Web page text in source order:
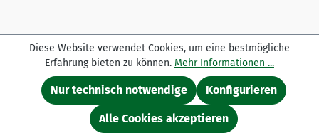
Diese Website verwendet Cookies, um eine bestmögliche
Erfahrung bieten zu können. Mehr Informationen ...
Nur technisch notwendige Konfigurieren
Alle Cookies akzeptieren